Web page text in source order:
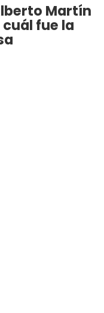
Martín
cuál fue la